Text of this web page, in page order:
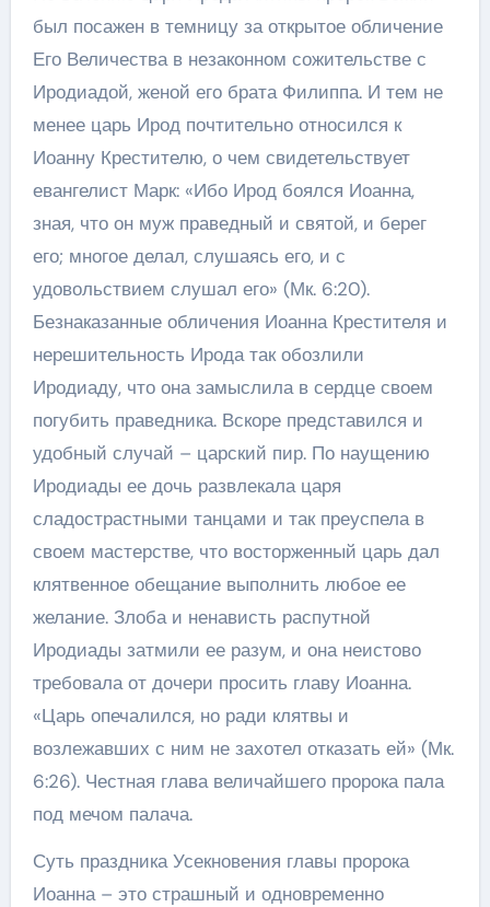
был посажен в темницу за открытое обличение
Его Величества в незаконном сожительстве с
Иродиадой, женой его брата Филиппа. И тем не
менее царь Ирод почтительно относился к
Иоанну Крестителю, о чем свидетельствует
евангелист Марк: «Ибо Ирод боялся Иоанна,
зная, что он муж праведный и святой, и берег
его; многое делал, слушаясь его, и с
удовольствием слушал его» (Мк. 6:20).
Безнаказанные обличения Иоанна Крестителя и
нерешительность Ирода так обозлили
Иродиаду, что она замыслила в сердце своем
погубить праведника. Вскоре представился и
удобный случай – царский пир. По наущению
Иродиады ее дочь развлекала царя
сладострастными танцами и так преуспела в
своем мастерстве, что восторженный царь дал
клятвенное обещание выполнить любое ее
желание. Злоба и ненависть распутной
Иродиады затмили ее разум, и она неистово
требовала от дочери просить главу Иоанна.
«Царь опечалился, но ради клятвы и
возлежавших с ним не захотел отказать ей» (Мк.
6:26). Честная глава величайшего пророка пала
под мечом палача.
Суть праздника Усекновения главы пророка
Иоанна – это страшный и одновременно